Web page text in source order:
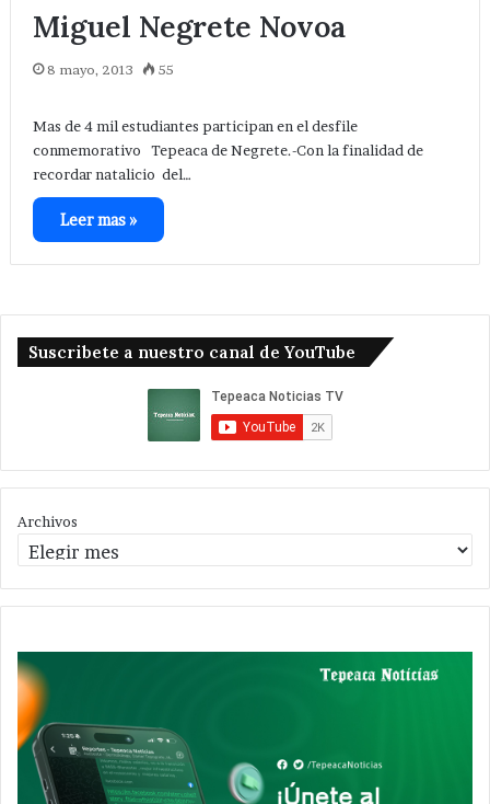
Miguel Negrete Novoa
8 mayo, 2013 55
Mas de 4 mil estudiantes participan en el desfile
conmemorativo Tepeaca de Negrete.-Con la finalidad de
recordar natalicio del…
Leer mas »
Suscribete a nuestro canal de YouTube
Archivos